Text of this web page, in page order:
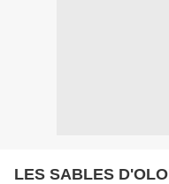
LES SABLES